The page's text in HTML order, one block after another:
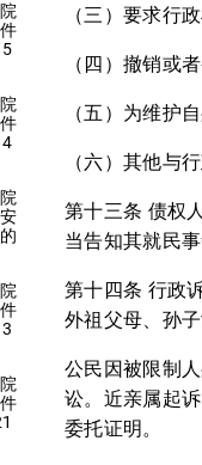
（三）要求行
（四）撤销或
（五）为维护
（六）其他与
第十三条 债权
当告知其就民
第十四条 行政
外祖父母、孙
公民因被限制
讼。近亲属起
委托证明。